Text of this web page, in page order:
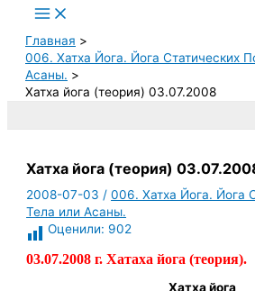
Main
Menu
Главная
006. Хатха Йога. Йога Статических
Асаны.
Хатха йога (теория) 03.07.2008
Хатха йога (теория)
2008-07-03/006. Хатха Йога. Йога
Тела или Асаны.
Оценили: 902
03.07.2008 г. Хатаха йога (теория).
Хатха йога